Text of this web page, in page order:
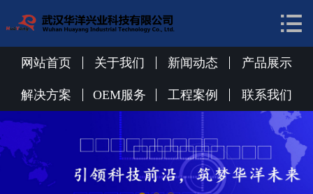
关于我们
新闻动态
解决方案

网站首页 关于我们 新闻动态 产品展示
解决方案 OEM服务 工程案例 联系我们